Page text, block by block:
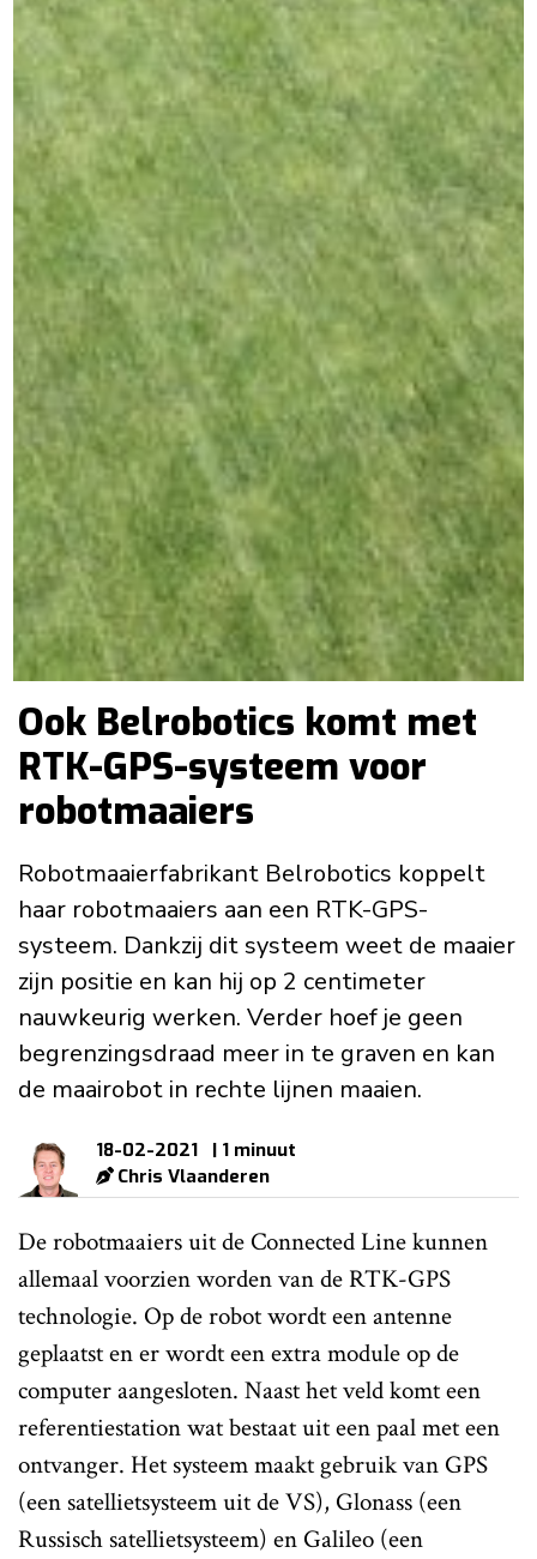
Ook Belrobotics komt met
RTK-GPS-systeem voor
robotmaaiers
Robotmaaierfabrikant Belrobotics koppelt
haar robotmaaiers aan een RTK-GPS-
systeem. Dankzij dit systeem weet de maaier
zijn positie en kan hij op 2 centimeter
nauwkeurig werken. Verder hoef je geen
begrenzingsdraad meer in te graven en kan
de maairobot in rechte lijnen maaien.
18-02-2021
| 1 minuut
Chris Vlaanderen
De robotmaaiers uit de Connected Line kunnen
allemaal voorzien worden van de RTK-GPS
technologie. Op de robot wordt een antenne
geplaatst en er wordt een extra module op de
computer aangesloten. Naast het veld komt een
referentiestation wat bestaat uit een paal met een
ontvanger. Het systeem maakt gebruik van GPS
(een satellietsysteem uit de VS), Glonass (een
Russisch satellietsysteem) en Galileo (een